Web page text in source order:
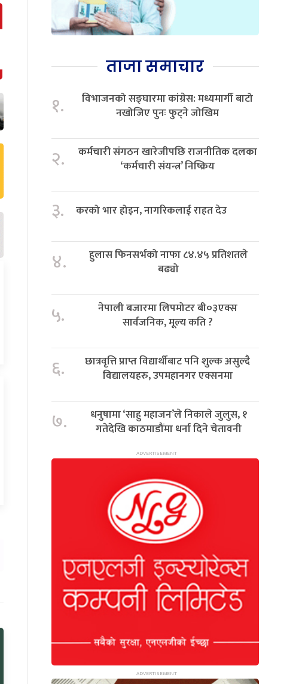
ताजा समाचार
१.
विभाजनको सङ्घारमा कांग्रेस: मध्यमार्गी बाटो
नखोजिए पुनः फुट्ने जोखिम
२.
कर्मचारी संगठन खारेजीपछि राजनीतिक दलका
‘कर्मचारी संयन्त्र’ निष्क्रिय
३. करको भार होइन, नागरिकलाई राहत देउ
४.
हुलास फिनसर्भको नाफा ८४.४५ प्रतिशतले
बढ्यो
५.
नेपाली बजारमा लिपमोटर बी०३एक्स
सार्वजनिक, मूल्य कति ?
६.
छात्रवृत्ति प्राप्त विद्यार्थीबाट पनि शुल्क असुल्दै
विद्यालयहरु, उपमहानगर एक्सनमा
७.
धनुषामा ‘साहु महाजन’ले निकाले जुलुस, १
गतेदेखि काठमाडौंमा धर्ना दिने चेतावनी